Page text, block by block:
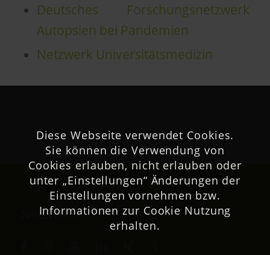
Deutsches Forschungsnetzwerk
Autopsien bei Pandemien
Netzwerk Universitätsmedizin
Netzwerk
Diese Webseite verwendet Cookies.
Sie können die Verwendung von
Cookies erlauben, nicht erlauben oder
unter „Einstellungen“ Änderungen der
Einstellungen vornehmen bzw.
Informationen zur Cookie Nutzung
erhalten.